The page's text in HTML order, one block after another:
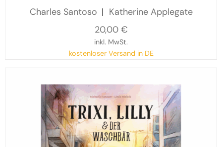
Charles Santoso
Katherine Applegate
20,00 €
inkl. MwSt.
kostenloser Versand in DE